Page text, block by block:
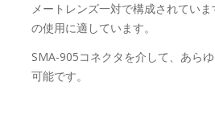
メートレンズ一対で構成されてい
の使用に適しています。
SMA-905コネクタを介して、あら
可能です。